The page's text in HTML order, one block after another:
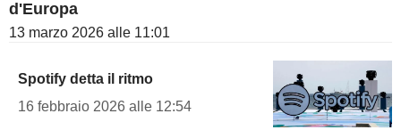
d'Europa
13 marzo 2026 alle 11:01
Spotify detta il ritmo
16 febbraio 2026 alle 12:54